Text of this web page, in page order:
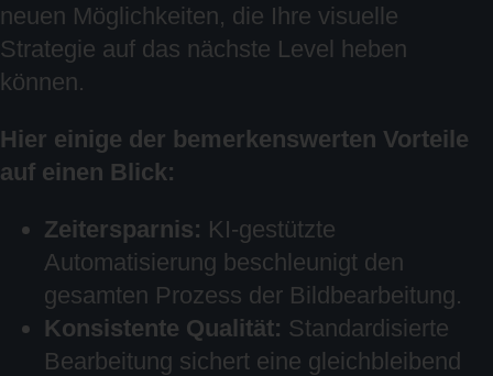
neuen Möglichkeiten, die Ihre visuelle
Strategie auf das nächste Level heben
können.
Hier einige der bemerkenswerten Vorteile
auf einen Blick:
Zeitersparnis: KI-gestützte
Automatisierung beschleunigt den
gesamten Prozess der Bildbearbeitung.
Konsistente Qualität: Standardisierte
Bearbeitung sichert eine gleichbleibend